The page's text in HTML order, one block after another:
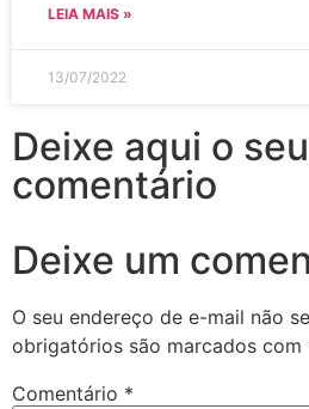
LEIA MAIS »
13/07/2022
Deixe aqui o seu
comentário
Deixe um
O seu endereço de e-mail não
obrigatórios são marcados com
Comentário *